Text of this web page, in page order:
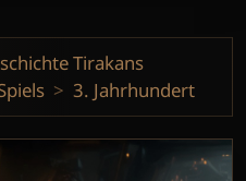
Tirakans
3. Jahrhundert